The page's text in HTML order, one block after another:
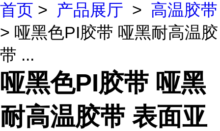
首页 > 产品展厅 > 高温胶带
> 哑黑色PI胶带 哑黑耐高温胶
带 ...
哑黑色PI胶带 哑黑
耐高温胶带 表面亚